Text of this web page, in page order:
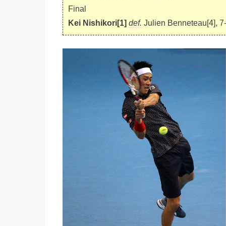
Final
Kei Nishikori[1] def. Julien Benneteau[4],